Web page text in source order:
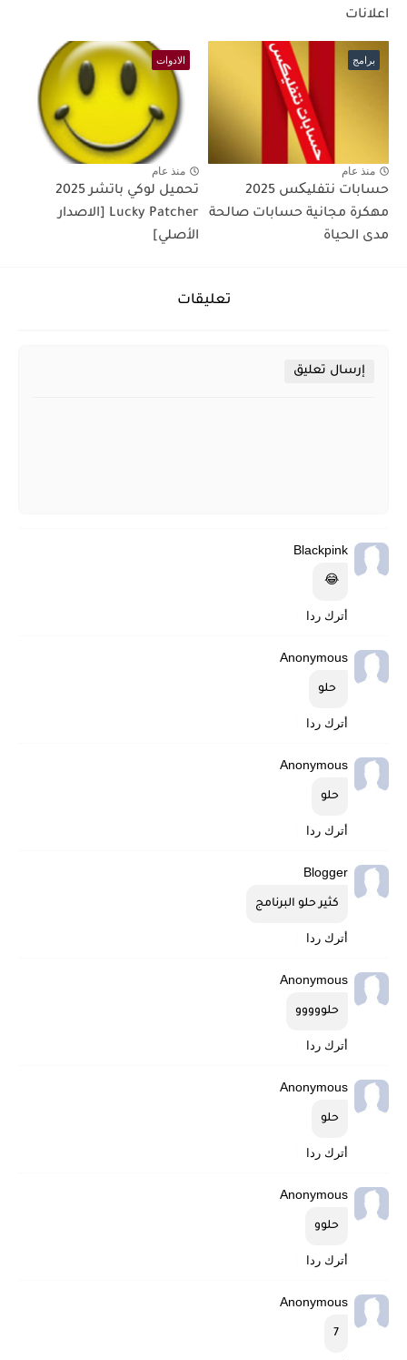
اعلانات
برامج
منذ عام
حسابات نتفلیکس 2025
مهكرة مجانية حسابات صالحة
مدى الحياة
الادوات
منذ عام
تحميل لوكي باتشر 2025
Lucky Patcher [الاصدار
الأصلي]
تعليقات
إرسال تعليق
Blackpink
😂
أترك ردا
Anonymous
أترك ردا
Anonymous
حلو
أترك ردا
Blogger
كثير حلو البرنامج
أترك ردا
Anonymous
حلووووو
أترك ردا
Anonymous
حلو
أترك ردا
Anonymous
حلوو
أترك ردا
Anonymous
7